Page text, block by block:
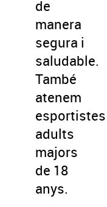
de
manera
segura i
saludable.
També
atenem
esportistes
adults
majors
de 18
anys.